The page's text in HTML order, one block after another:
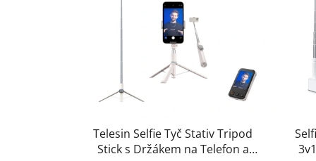
Telesin Selfie Tyč Stativ Tripod
Stick s Držákem na Telefon a